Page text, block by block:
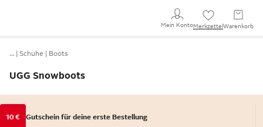
Mein KontoMerkzettel Warenkorb
… Schuhe Boots
UGG Snowboots
10 € Gutschein für deine erste Bestellung